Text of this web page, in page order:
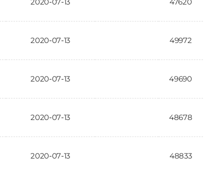
2020-07-13 49972
2020-07-13 49690
2020-07-13 48678
2020-07-13 48833